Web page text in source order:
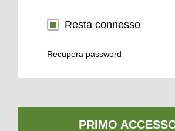
Resta connesso
Recupera password